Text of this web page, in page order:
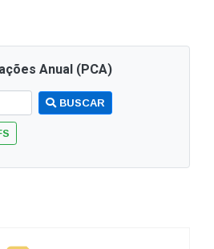
Anual (PCA)
BUSCAR